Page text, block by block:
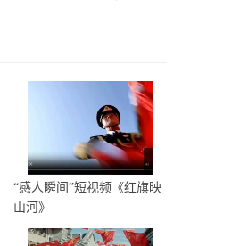
“感人瞬间”短视频《红旗映
山河》